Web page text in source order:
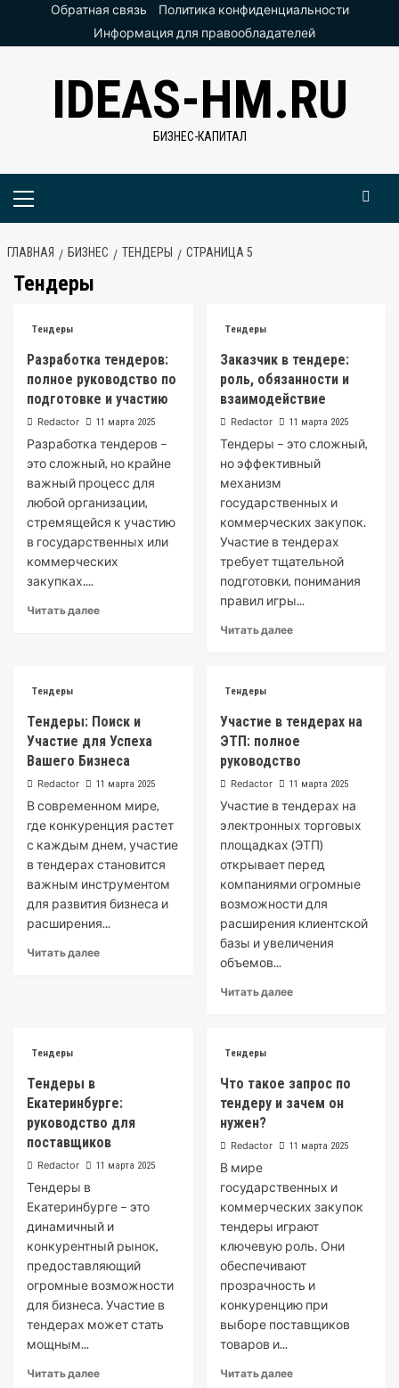
ПерейтиОбратная связь
Политика конфиденциальности
Информация для правообладателей
IDEAS-HM.RU
БИЗНЕС-КАПИТАЛ
Основное
ГЛАВНАЯ БИЗНЕС ТЕНДЕРЫ СТРАНИЦА 5
Тендеры
Тендеры
Разработка тендеров:
полное руководство по
подготовке и участию
Redactor 11 марта 2025
Разработка тендеров –
это сложный, но крайне
важный процесс для
любой организации,
стремящейся к участию
в государственных или
коммерческих
закупках....
Читать далее
Тендеры
Заказчик в тендере:
роль, обязанности и
взаимодействие
Redactor 11 марта 2025
Тендеры – это сложный,
но эффективный
механизм
государственных и
коммерческих закупок.
Участие в тендерах
требует тщательной
подготовки, понимания
правил игры...
Читать далее
Тендеры
Тендеры: Поиск и
Участие для Успеха
Вашего Бизнеса
Redactor 11 марта 2025
В современном мире,
где конкуренция растет
с каждым днем, участие
в тендерах становится
важным инструментом
для развития бизнеса и
расширения...
Читать далее
Тендеры
Участие в тендерах на
ЭТП: полное
руководство
Redactor 11 марта 2025
Участие в тендерах на
электронных торговых
площадках (ЭТП)
открывает перед
компаниями огромные
возможности для
расширения клиентской
базы и увеличения
объемов...
Читать далее
Тендеры
Тендеры в
Екатеринбурге:
руководство для
поставщиков
Redactor 11 марта 2025
Тендеры в
Екатеринбурге – это
динамичный и
конкурентный рынок,
предоставляющий
огромные возможности
для бизнеса. Участие в
тендерах может стать
мощным...
Читать далее
Тендеры
Что такое запрос по
тендеру и зачем он
нужен?
Redactor 11 марта 2025
В мире
государственных и
коммерческих закупок
тендеры играют
ключевую роль․ Они
обеспечивают
прозрачность и
конкуренцию при
выборе поставщиков
товаров и...
Читать далее